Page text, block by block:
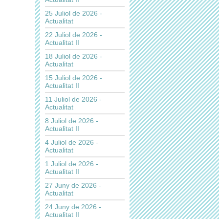
25 Juliol de 2026 -
Actualitat
22 Juliol de 2026 -
Actualitat II
18 Juliol de 2026 -
Actualitat
15 Juliol de 2026 -
Actualitat II
11 Juliol de 2026 -
Actualitat
8 Juliol de 2026 -
Actualitat II
4 Juliol de 2026 -
Actualitat
1 Juliol de 2026 -
Actualitat II
27 Juny de 2026 -
Actualitat
24 Juny de 2026 -
Actualitat II